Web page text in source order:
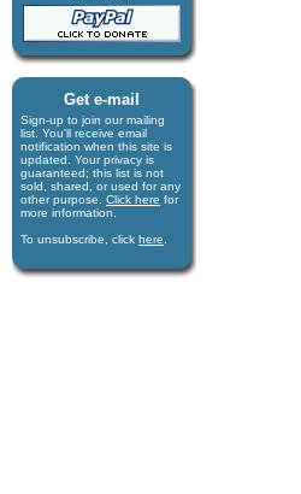
Get e-mail
Sign-up to join our mail­ing
list. You'll receive e­mail
notification when this site is
updated. Your privacy is
guaran­teed; this list is not
sold, shared, or used for any
other purpose. Click here for
more infor­mation.
To unsubscribe, click here